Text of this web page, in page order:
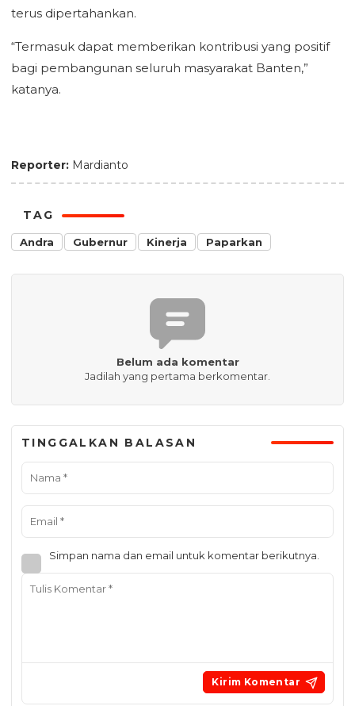
terus dipertahankan.
“Termasuk dapat memberikan kontribusi yang positif
bagi pembangunan seluruh masyarakat Banten,”
katanya.
Reporter: Mardianto
TAG
Andra Gubernur Kinerja Paparkan
Belum ada komentar
Jadilah yang pertama berkomentar.
TINGGALKAN BALASAN
Simpan nama dan email untuk komentar berikutnya.